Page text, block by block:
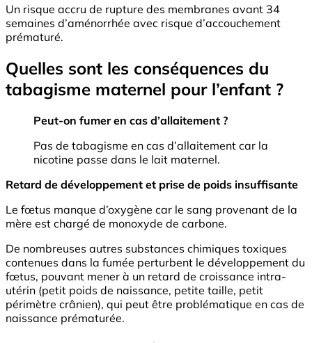
Un risque accru de rupture des membranes avant 34
semaines d’aménorrhée avec risque d’accouchement
prématuré.
Quelles sont les conséquences du
tabagisme maternel pour l’enfant ?
Peut-on fumer en cas d’allaitement ?
Pas de tabagisme en cas d’allaitement car la
nicotine passe dans le lait maternel.
Retard de développement et prise de poids insuffisante
Le fœtus manque d’oxygène car le sang provenant de la
mère est chargé de monoxyde de carbone.
De nombreuses autres substances chimiques toxiques
contenues dans la fumée perturbent le développement du
fœtus, pouvant mener à un retard de croissance intra-
utérin (petit poids de naissance, petite taille, petit
périmètre crânien), qui peut être problématique en cas de
naissance prématurée.